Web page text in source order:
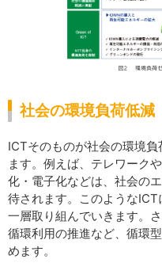
社会の環境負荷低減
ICTそのものが社会の環境
ます。例えば、テレワーク
化・電子化などは、社会の
待されます。このような
一層取り組んでいきます。
循環利用の推進など、循環
めます。